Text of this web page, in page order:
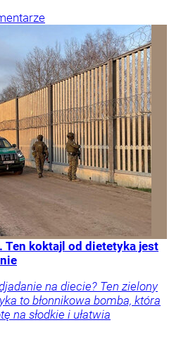
Ten koktajl od dietetyka jest
na diecie? Ten zielony
to błonnikowa bomba, która
na słodkie i ułatwia